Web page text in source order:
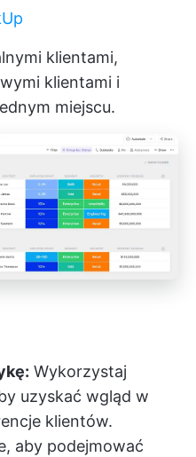
klientami,
klientami i
miejscu.
Wykorzystaj
uzyskać wgląd w
klientów.
aby podejmować